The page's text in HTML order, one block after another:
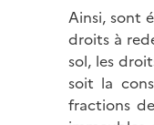
Ainsi, sont
droits à
sol, les
soit la
fractions